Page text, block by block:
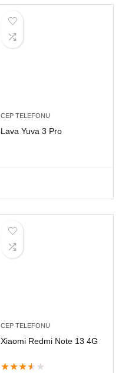
CEP TELEFONU
Lava Yuva 3 Pro
CEP TELEFONU
Xiaomi Redmi Note 13 4G
★★★★ ★